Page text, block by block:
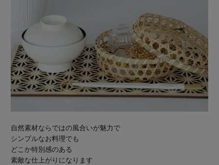
自然素材ならではの風合いが魅力で
シンプルなお料理でも
どこか特別感のある
素敵な仕上がりになります